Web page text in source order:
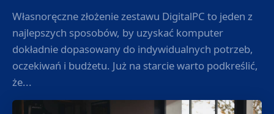
Własnoręczne złożenie zestawu DigitalPC to jeden z
najlepszych sposobów, by uzyskać komputer
dokładnie dopasowany do indywidualnych potrzeb,
oczekiwań i budżetu. Już na starcie warto podkreślić,
że...